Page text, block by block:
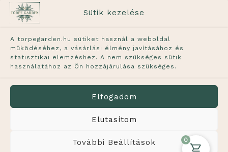
Sütik kezelése
A torpegarden.hu sütiket használ a weboldal
működéséhez, a vásárlási élmény javításához és
statisztikai elemzéshez. A nem szükséges sütik
használatához az Ön hozzájárulása szükséges.
Elfogadom
Elutasítom
További Beállítások
A weboldalon feltüntetett árak
A növények élő termékek, ezért a képen láthatótól
kisebb mértékben eltérhetnek. A feltüntetett méret
a növény hozzávetőleges méretét jelöli.
0